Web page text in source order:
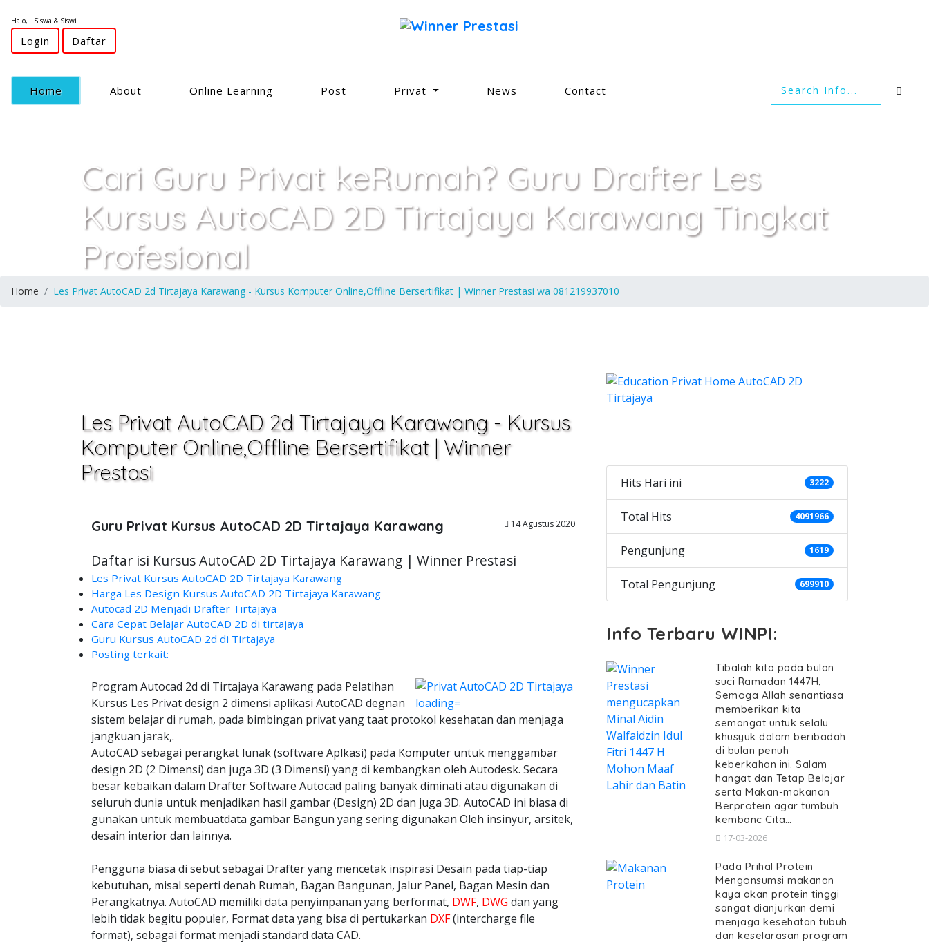
Halo, Siswa & Siswi
Login Daftar
Home(current) About Online Learning Post Privat News Contact
Cari Guru Privat keRumah? Guru Drafter Les
Kursus AutoCAD 2D Tirtajaya Karawang Tingkat
Profesional
Home Les Privat AutoCAD 2d Tirtajaya Karawang - Kursus Komputer Online,Offline Bersertifikat | Winner Prestasi wa 081219937010
Les Privat AutoCAD 2d Tirtajaya Karawang - Kursus
Komputer Online,Offline Bersertifikat | Winner
Prestasi
14 Agustus 2020
Guru Privat Kursus AutoCAD 2D Tirtajaya Karawang
Daftar isi Kursus AutoCAD 2D Tirtajaya Karawang | Winner Prestasi
Les Privat Kursus AutoCAD 2D Tirtajaya Karawang
Harga Les Design Kursus AutoCAD 2D Tirtajaya Karawang
Autocad 2D Menjadi Drafter Tirtajaya
Cara Cepat Belajar AutoCAD 2D di tirtajaya
Guru Kursus AutoCAD 2d di Tirtajaya
Posting terkait:
Program Autocad 2d di Tirtajaya Karawang pada Pelatihan
Kursus Les Privat design 2 dimensi aplikasi AutoCAD degnan
sistem belajar di rumah, pada bimbingan privat yang taat protokol kesehatan dan menjaga
jangkuan jarak,.
AutoCAD sebagai perangkat lunak (software Aplkasi) pada Komputer untuk menggambar
design 2D (2 Dimensi) dan juga 3D (3 Dimensi) yang di kembangkan oleh Autodesk. Secara
besar kebaikan dalam Drafter Software Autocad paling banyak diminati atau digunakan di
seluruh dunia untuk menjadikan hasil gambar (Design) 2D dan juga 3D. AutoCAD ini biasa di
gunakan untuk membuatdata gambar Bangun yang sering digunakan Oleh insinyur, arsitek,
desain interior dan lainnya.
Pengguna biasa di sebut sebagai Drafter yang mencetak inspirasi Desain pada tiap-tiap
kebutuhan, misal seperti denah Rumah, Bagan Bangunan, Jalur Panel, Bagan Mesin dan
Perangkatnya. AutoCAD memiliki data penyimpanan yang berformat, DWF, DWG dan yang
lebih tidak begitu populer, Format data yang bisa di pertukarkan DXF(intercharge file
format), sebagai format menjadi standard data CAD.
Hits Hari ini 3222
Total Hits 4091966
Pengunjung 1619
Total Pengunjung 699910
Info Terbaru WINPI:
Tibalah kita pada bulan
suci Ramadan 1447H,
Semoga Allah senantiasa
memberikan kita
semangat untuk selalu
khusyuk dalam beribadah
di bulan penuh
keberkahan ini. Salam
hangat dan Tetap Belajar
serta Makan-makanan
Berprotein agar tumbuh
kembanc Cita…
17-03-2026
Pada Prihal Protein
Mengonsumsi makanan
kaya akan protein tinggi
sangat dianjurkan demi
menjaga kesehatan tubuh
dan keselarasan program